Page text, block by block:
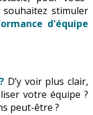
stimuler
d'équipe
D’y voir plus clair,
votre équipe ?
peut-être ?